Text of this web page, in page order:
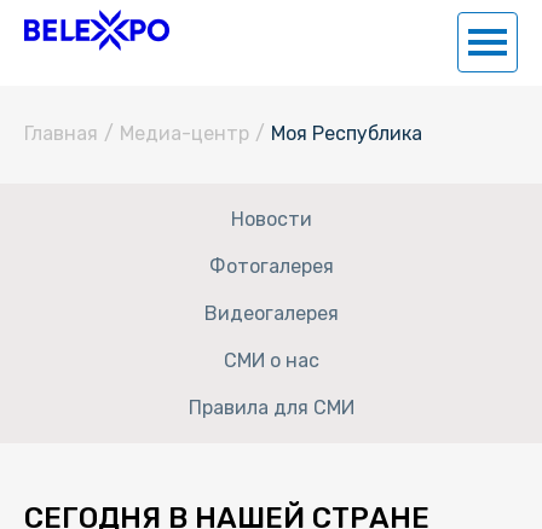
Главная / Медиа-центр / Моя Республика
Новости
Фотогалерея
Видеогалерея
СМИ о нас
Правила для СМИ
СЕГОДНЯ В НАШЕЙ СТРАНЕ